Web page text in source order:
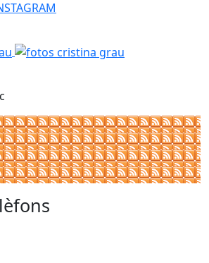
fotos cristina grau